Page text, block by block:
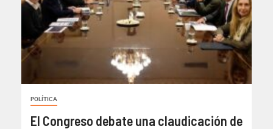
POLÍTICA
El Congreso debate una claudicación de